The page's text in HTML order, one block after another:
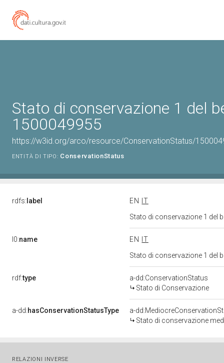
Stato di conservazione 1 del
1500049955
https://w3id.org/arco/resource/ConservationStatus/
ENTITÀ DI TIPO: ConservationStatus
rdfs: label EN
IT
Stato di conservazione 1 del
l0:name EN
IT
Stato di conservazione 1 del
rdf:type
a-dd:ConservationStatus
Stato di Conservazione
a-dd:hasConservationStatusType
a-
Stato di conservazione
RELAZIONI INVERSE